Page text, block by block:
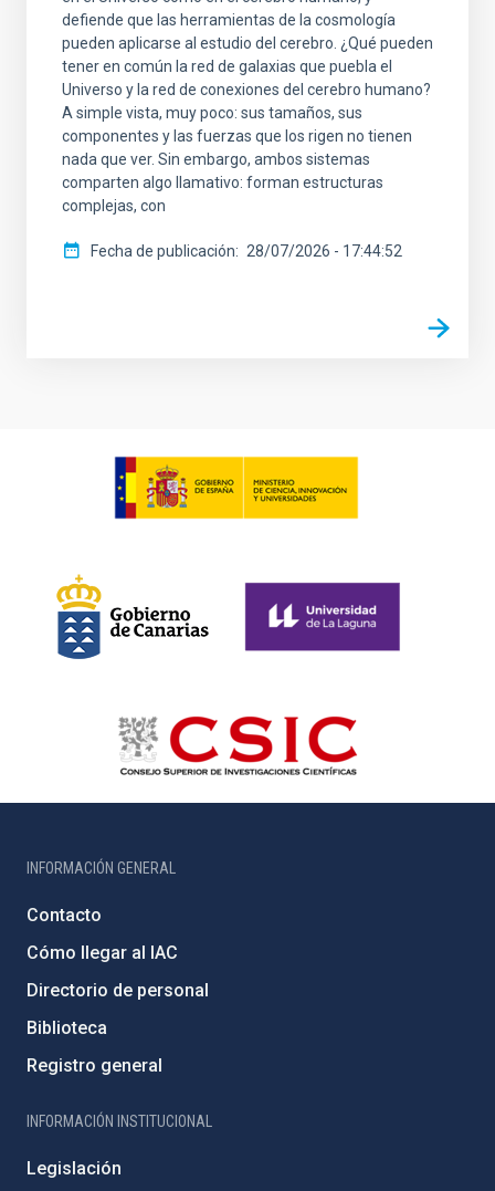
defiende que las herramientas de la cosmología
pueden aplicarse al estudio del cerebro. ¿Qué pueden
tener en común la red de galaxias que puebla el
Universo y la red de conexiones del cerebro humano?
A simple vista, muy poco: sus tamaños, sus
componentes y las fuerzas que los rigen no tienen
nada que ver. Sin embargo, ambos sistemas
comparten algo llamativo: forman estructuras
complejas, con
Fecha de publicación 28/07/2026 - 17:44:52
INFORMACIÓN GENERAL
Contacto
Cómo llegar al IAC
Directorio de personal
Biblioteca
Registro general
INFORMACIÓN INSTITUCIONAL
Legislación